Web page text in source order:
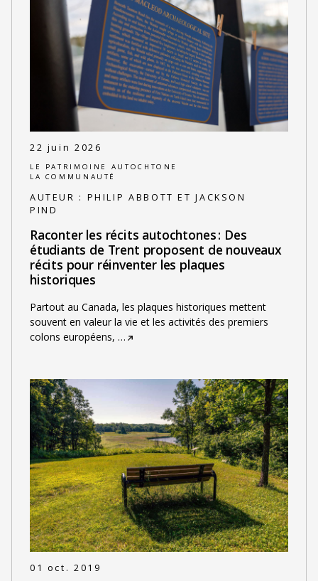
22 juin 2026
LE PATRIMOINE AUTOCHTONE
LA COMMUNAUTÉ
AUTEUR : PHILIP ABBOTT ET JACKSON
PIND
Raconter les récits autochtones : Des
étudiants de Trent proposent de nouveaux
récits pour réinventer les plaques
historiques
Partout au Canada, les plaques historiques mettent
souvent en valeur la vie et les activités des premiers
colons européens, …
01 oct. 2019